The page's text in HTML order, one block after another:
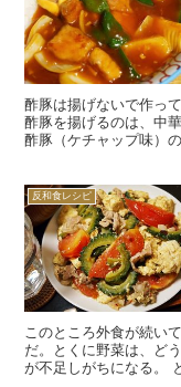
酢豚は揚げないで作っ
酢豚を揚げるのは、中
酢豚（ケチャップ味）
反和食レシピ
このところ外食が続い
だ。とくに野菜は、ど
が不足しがちになる。